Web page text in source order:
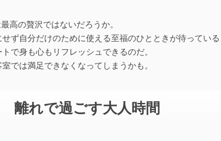
高の贅沢ではないだろうか。
ず自分だけのために使える至福のひとときが待ってい
で身も心もリフレッシュできるのだ。
では満足できなくなってしまうかも。
離れで過ごす大人時間